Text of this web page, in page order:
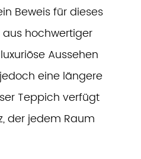
Beweis für dieses
hochwertiger
Aussehen
eine längere
Teppich verfügt
der jedem Raum